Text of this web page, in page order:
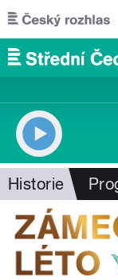
Přejít k hlavnímu
Historie